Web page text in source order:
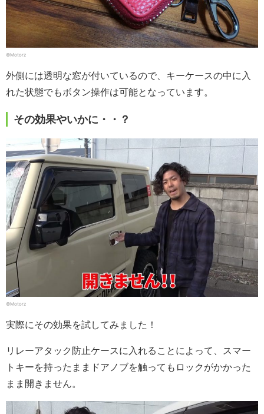
©Motorz
外側には透明な窓が付いているので、キーケースの中に入
れた状態でもボタン操作は可能となっています。
その効果やいかに・・？
©Motorz
実際にその効果を試してみました！
リレーアタック防止ケースに入れることによって、スマー
トキーを持ったままドアノブを触ってもロックがかかった
まま開きません。